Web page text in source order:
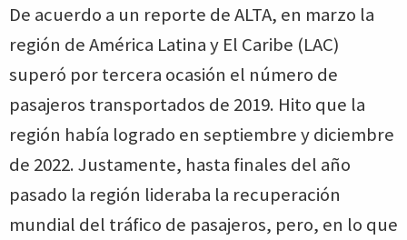
De acuerdo a un reporte de ALTA, en marzo la
región de América Latina y El Caribe (LAC)
superó por tercera ocasión el número de
pasajeros transportados de 2019. Hito que la
región había logrado en septiembre y diciembre
de 2022. Justamente, hasta finales del año
pasado la región lideraba la recuperación
mundial del tráfico de pasajeros, pero, en lo que